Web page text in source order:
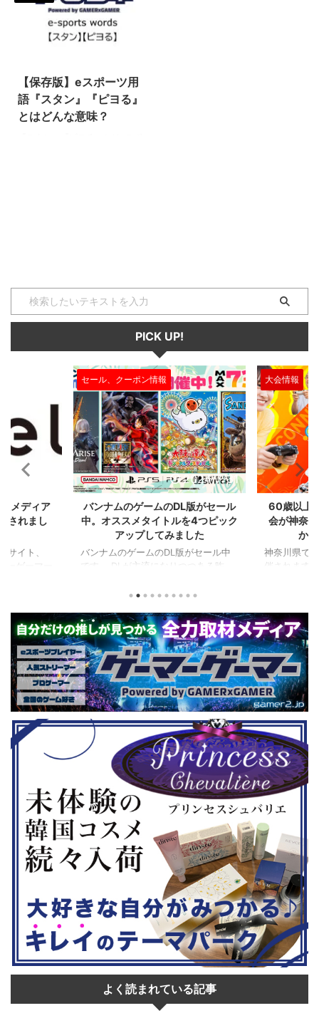
【保存版】eスポーツ用
語『スタン』『ピヨる』
とはどんな意味？
し無防備になることです！ 動詞
の場合は「スタンする」と言い、
『ピヨる』とも言いますよ！加え
てスタンまであと一撃、ワンコン
ボという状態のことを「ピヨリー
チ」（ピヨり＋リーチ）と言っ ...
PICK UP!
8/21
メディア
されまし
サイト、
ーゲーマー
ストリーマ
を紹介して
マーのマウ
いことまで
しいデバ
しい環境を
みたりした
いかがでし
セール、クーポン情報
2024/7/31
バンナムのゲームのDL版がセール
中。オススメタイトルを4つピック
アップしてみました
バンナムのゲームのDL版がセール中
です。 DLが主流になりつつある昨
してしまいがちな人も多いはず。とい
でも楽しめるようなタイトルを独自に
ピックアップしてみました。（類似し
たゲームや続編が出にくいゲーム、長
く遊べるゲーム、定番ゲーム） 注目
タイトル ◆『LITTLE NIGHTMARES-
リトルナイトメア-１＆２セット』
(Switch） ２Dアクションホラーゲー
ムの2作のセットです。 ◆『鉄拳8
Deluxe Edition』（PS5） ...
大会情報
60歳以上
会が神奈
か
神奈川県で
催されます
仕様。ご当
も見られる
しめるイベ
す。 ちなみ
ーである蝶
なるそうで
場しますよ
大会参加者
選あり。予
22日。本戦
よく読まれている記事